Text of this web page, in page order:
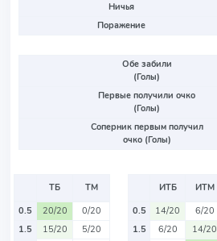
Ничья
Поражение
Обе забили
(Голы)
Первые получили очко
(Голы)
Соперник первым получил
очко (Голы)
ТБ
ТМ
0.5
20/20
0/20
1.5
15/20
5/20
ИТБ
ИТМ
0.5
14/20
6/20
1.5
6/20
14/20